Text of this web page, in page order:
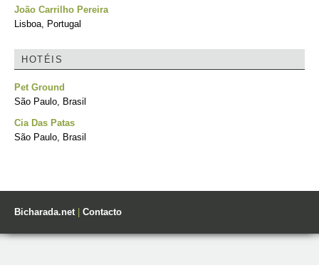
João Carrilho Pereira
Lisboa, Portugal
HOTÉIS
Pet Ground
São Paulo, Brasil
Cia Das Patas
São Paulo, Brasil
Bicharada.net| Contacto